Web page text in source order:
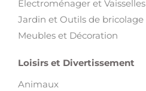
Electroménager et Vaisselles
Jardin et Outils de bricolage
Meubles et Décoration
Loisirs et Divertissement
Animaux